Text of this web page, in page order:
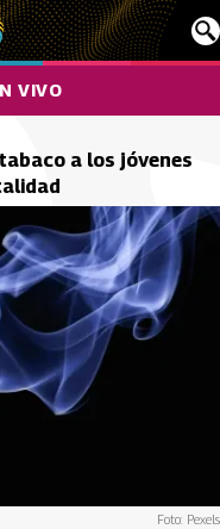
VIVO
a los jóvenes
Foto: Pexels